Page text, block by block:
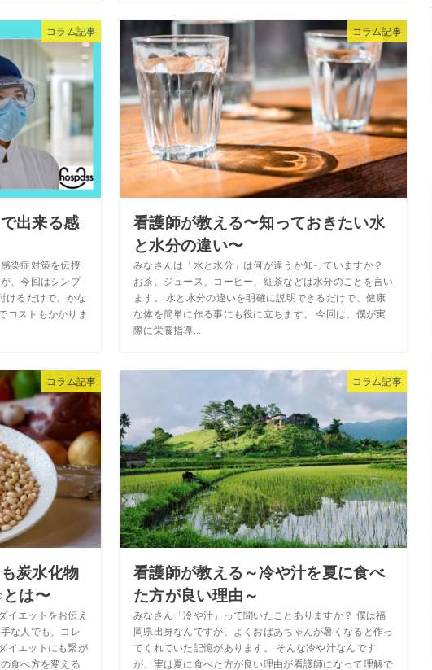
コラム記事
出来る感
染症対策を伝授
、今回はシンプ
けるだけで、かな
コストもかかりま
コラム記事
看護師が教える〜知っておきたい水
と水分の違い〜
みなさんは「水と水分」は何が違うか知っていますか？
お茶、ジュース、コーヒー、紅茶などは水分のことを言い
ます。 水と水分の違いを明確に説明できるだけで、健康
な体を簡単に作る事にも役に立ちます。 今回は、僕が実
際に栄養指導...
コラム記事
炭水化物
は〜
イエットをお伝え
な人でも、コレ
イエットにも繋が
食べ方を変える
コラム記事
看護師が教える～冷や汁を夏に食べ
た方が良い理由～
みなさん「冷や汁」って聞いたことありますか？ 僕は福
岡県出身なんですが、よくおばあちゃんが暑くなると作っ
てくれていた記憶があります。 そんな冷や汁なんです
が、実は夏に食べた方が良い理由が看護師になって理解で